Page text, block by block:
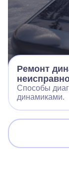
Ремонт
Способы
динамиками.